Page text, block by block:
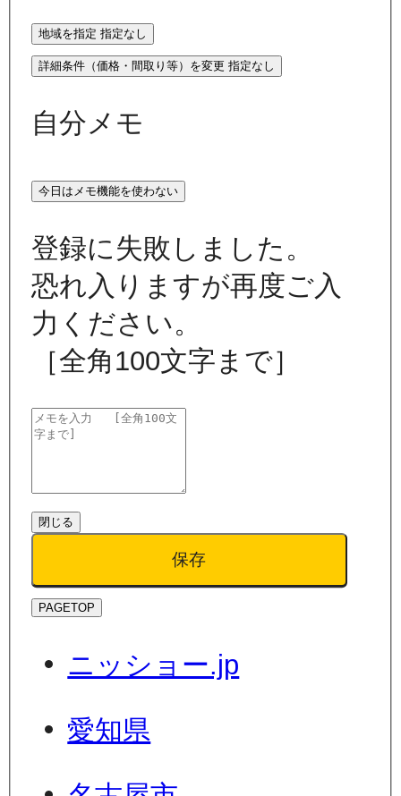
地域を指定 指定なし
詳細条件（価格・間取り等）を変更 指定なし
自分メモ
今日はメモ機能を使わない
登録に失敗しました。
恐れ入りますが再度ご入
力ください。
［全角100文字まで］
閉じる
保存
PAGETOP
ニッショー.jp
愛知県